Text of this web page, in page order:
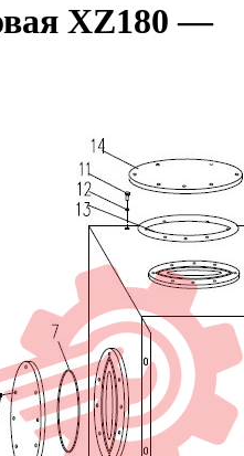
XZ180 —